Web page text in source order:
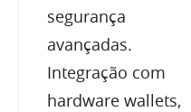
segurança
avançadas.
Integração com
hardware wallets,